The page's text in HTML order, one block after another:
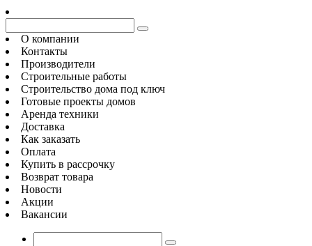
О компании
Контакты
Производители
Строительные работы
Строительство дома под ключ
Готовые проекты домов
Аренда техники
Доставка
Как заказать
Оплата
Купить в рассрочку
Возврат товара
Новости
Акции
Вакансии